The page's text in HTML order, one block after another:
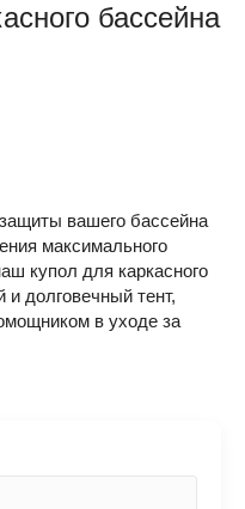
бассейна
вашего бассейна
максимального
купол для каркасного
долговечный тент,
в уходе за